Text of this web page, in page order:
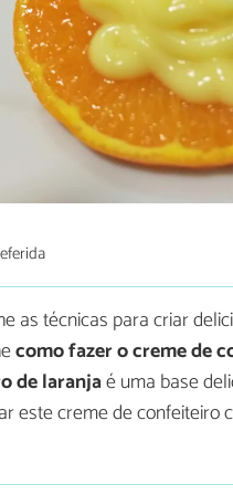
as técnicas para criar
como fazer o creme de
de laranjaé uma base
este creme de confeiteiro